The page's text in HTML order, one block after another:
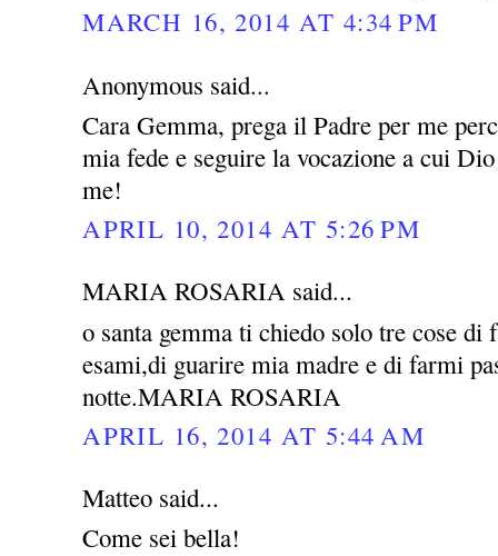
MARCH 16, 2014 AT 4:34 PM
Anonymous said...
Cara Gemma, prega il Padre per me
mia fede e seguire la vocazione a cui
me!
APRIL 10, 2014 AT 5:26 PM
MARIA ROSARIA said...
o santa gemma ti chiedo solo tre cose di
esami,di guarire mia madre e di farmi
notte.MARIA ROSARIA
APRIL 16, 2014 AT 5:44 AM
Matteo said...
Come sei bella!